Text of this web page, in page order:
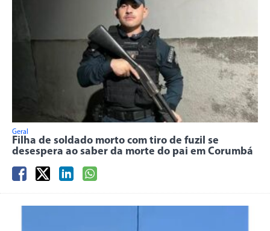
Geral
Filha de soldado morto com tiro de fuzil se
desespera ao saber da morte do pai em Corumbá